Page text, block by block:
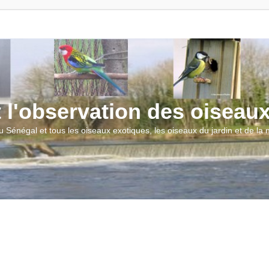
des
et tous les oiseaux exotiques, les oiseaux du jardin et de la